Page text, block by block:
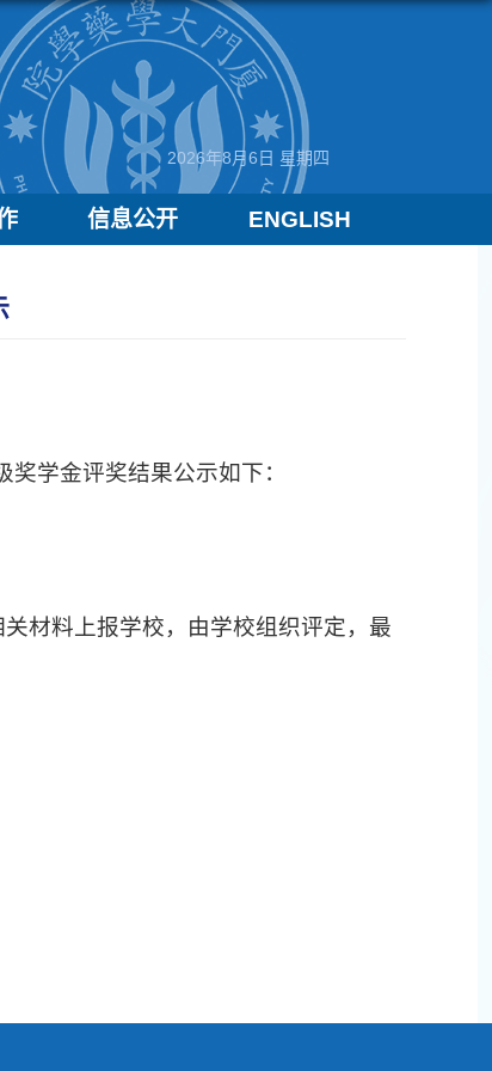
2026年8月6日 星期四
信息公开 ENGLISH
学金评奖结果公示如下：
材料上报学校，由学校组织评定，最